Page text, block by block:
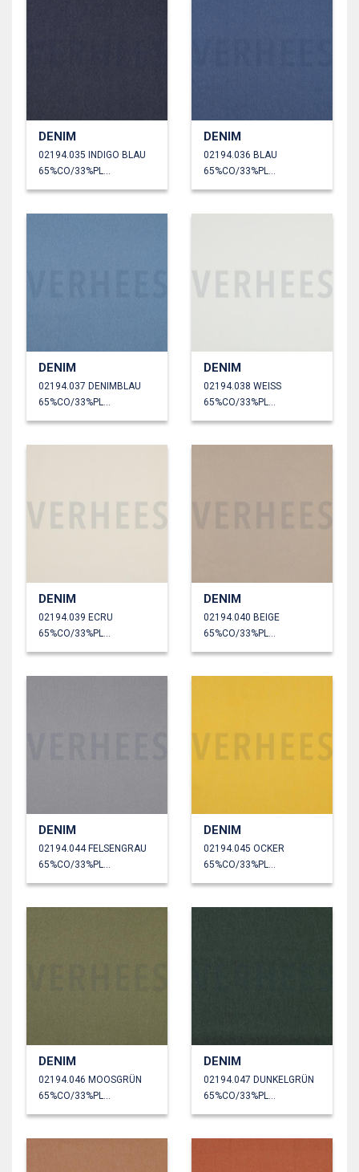
DENIM
02194.035 INDIGO BLAU
DENIM
02194.036 BLAU
DENIM
02194.037 DENIMBLAU
DENIM
02194.038 WEISS
DENIM
02194.039 ECRU
DENIM
02194.040 BEIGE
DENIM
02194.044 FELSENGRAU
DENIM
02194.045 OCKER
DENIM
02194.046 MOOSGRÜN
DENIM
02194.047 DUNKELGRÜN